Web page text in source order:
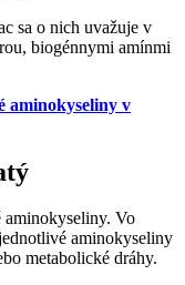
sa o nich uvažuje v
biogénnymi amínmi
aminokyseliny v
aminokyseliny. Vo
aminokyseliny
metabolické dráhy.